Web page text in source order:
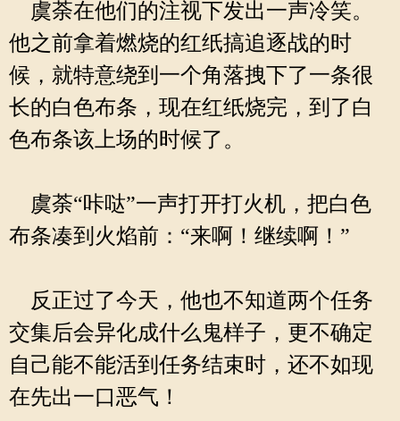
虞荼在他们的注视下发出一声冷笑。
他之前拿着燃烧的红纸搞追逐战的时
候，就特意绕到一个角落拽下了一条很
长的白色布条，现在红纸烧完，到了白
色布条该上场的时候了。
虞荼“咔哒”一声打开打火机，把白色
布条凑到火焰前：“来啊！继续啊！”
反正过了今天，他也不知道两个任务
交集后会异化成什么鬼样子，更不确定
自己能不能活到任务结束时，还不如现
在先出一口恶气！